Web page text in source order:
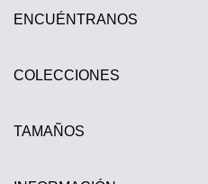
ENCUÉNTRANOS
COLECCIONES
TAMAÑOS